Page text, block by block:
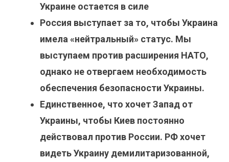
Украине остается в силе
Россия выступает за то, чтобы Украина
имела «нейтральный» статус. Мы
выступаем против расширения НАТО,
однако не отвергаем необходимость
обеспечения безопасности Украины.
Единственное, что хочет Запад от
Украины, чтобы Киев постоянно
действовал против России. РФ хочет
видеть Украину демилитаризованной,